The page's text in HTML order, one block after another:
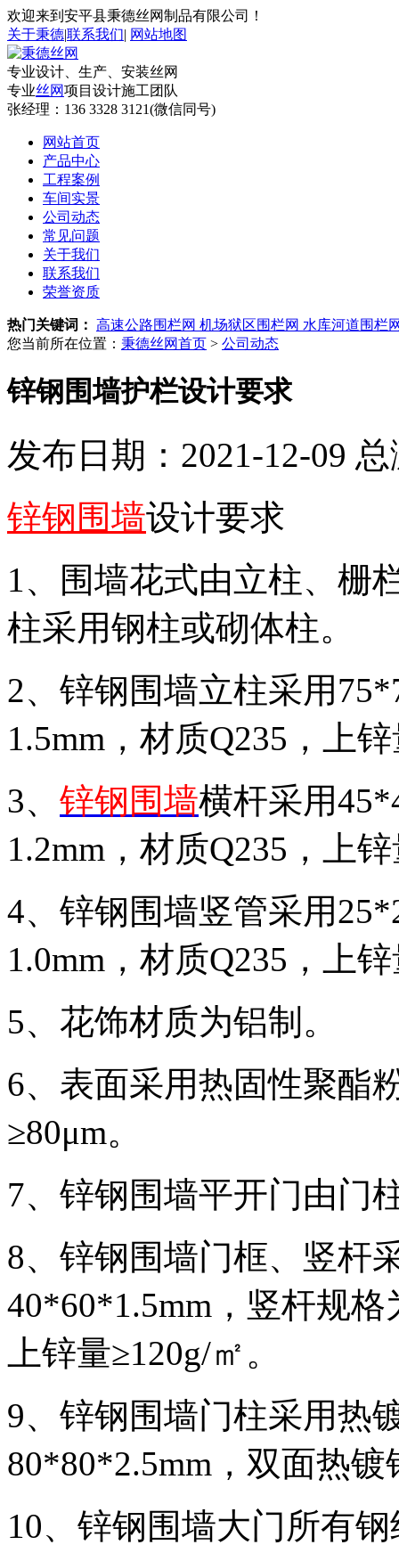
欢迎来到安平县秉德丝网制品有限公司！
关于秉德|联系我们| 网站地图
专业设计、生产、安装丝网
专业丝网项目设计施工团队
张经理： 136 3328 3121(微信同号)
网站首页
产品中心
工程案例
车间实景
公司动态
常见问题
关于我们
联系我们
荣誉资质
热门关键词： 高速公路围栏网 机场狱区围栏网 水库河道围栏
您当前所在位置： 秉德丝网首页 > 公司动态
锌钢围墙护栏设计要求
发布日期：2021-12-09
锌钢围墙设计要求
1、围墙花式由立柱、栅
柱采用钢柱或砌体柱。
2、锌钢围墙立柱采用
1.5mm，材质Q235，上
3、 锌钢围墙横杆采用
1.2mm，材质Q235，上
4、锌钢围墙竖管采用
1.0mm，材质Q235，上
5、花饰材质为铝制。
6、表面采用热固性聚酯
≥80μm。
7、锌钢围墙平开门由门
8、锌钢围墙门框、竖杆
40*60*1.5mm，竖杆规
上锌量≥120g/㎡。
9、锌钢围墙门柱采用热
80*80*2.5mm，双面热
10、锌钢围墙大门所有